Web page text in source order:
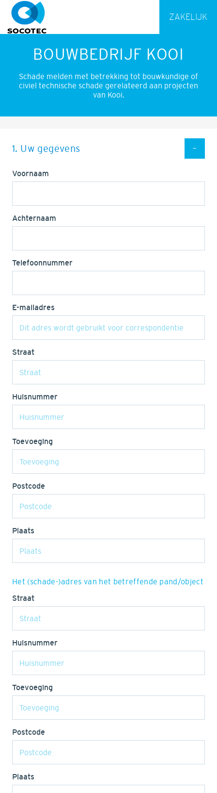
ZAKELIJK
BOUWBEDRIJF KOOI
Schade melden met betrekking tot bouwkundige of
civiel technische schade gerelateerd aan projecten
van Kooi.
1. Uw gegevens
Voornaam
Achternaam
Telefoonnummer
E-mailadres
Straat
Huisnummer
Toevoeging
Postcode
Plaats
Het (schade-)adres van het betreffende pand/object
Straat
Huisnummer
Toevoeging
Postcode
Plaats